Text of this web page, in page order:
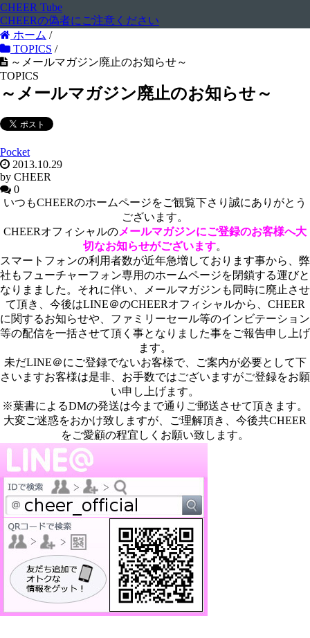
CHEER Tube
CHEERの偽者にご注意ください
ホーム /
TOPICS /
～メールマガジン廃止のお知らせ～
TOPICS
～メールマガジン廃止のお知らせ～
Pocket
2013.10.29
by CHEER
0
いつもCHEERのホームページをご観覧下さり誠にありがとう
ございます。
CHEERオフィシャルのメールマガジンにご登録のお客様へ大
切なお知らせがございます。
スマートフォンの利用者数が近年急増しております事から、弊
社もフューチャーフォン専用のホームページを閉鎖する運びと
なりまました。それに伴い、メールマガジンも同時に廃止させ
て頂き、今後はLINE＠のCHEERオフィシャルから、CHEER
に関するお知らせや、ファミリーセール等のインビテーション
等の配信を一括させて頂く事となりました事をご報告申し上げ
ます。
未だLINE＠にご登録でないお客様で、ご案内が必要として下
さいますお客様は是非、お手数ではございますがご登録をお願
い申し上げます。
※葉書によるDMの発送は今まで通りご郵送させて頂きます。
大変ご迷惑をおかけ致しますが、ご理解頂き、今後共CHEER
をご愛顧の程宜しくお願い致します。